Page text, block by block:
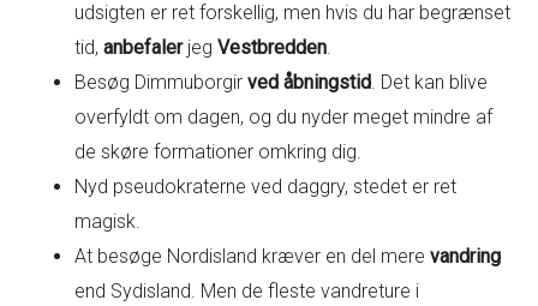
udsigten er ret forskellig, men hvis du har begrænset
tid,anbefalerjegVestbredden.
Besøg Dimmuborgirved åbningstid. Det kan blive
overfyldt om dagen, og du nyder meget mindre af
de skøre formationer omkring dig.
Nyd pseudokraterne ved daggry, stedet er ret
magisk.
At besøge Nordisland kræver en del merevandring
end Sydisland. Men de fleste vandreture i